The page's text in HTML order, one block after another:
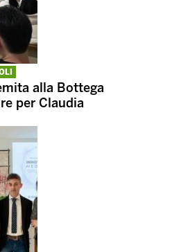
alla Bottega
per Claudia